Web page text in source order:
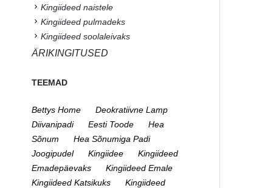
Kingiideed naistele
Kingiideed pulmadeks
Kingiideed soolaleivaks
ÄRIKINGITUSED
TEEMAD
Bettys Home
Deokratiivne Lamp
Diivanipadi
Eesti Toode
Hea
Sõnum
Hea Sõnumiga Padi
Joogipudel
Kingiidee
Kingiideed
Emadepäevaks
Kingiideed Emale
Kingiideed Katsikuks
Kingiideed